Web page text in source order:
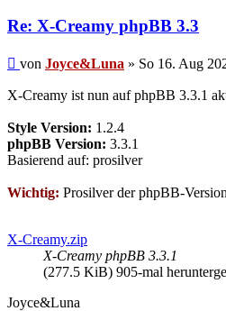
Re: X-Creamy phpBB 3.3
Beitrag
von Joyce&Luna » So 16. Aug
X-Creamy ist nun auf phpBB 3.3.1
Style Version: 1.2.4
phpBB Version: 3.3.1
Basierend auf: prosilver
Wichtig: Prosilver der phpBB-
X-Creamy.zip
X-Creamy phpBB 3.3.1
(277.5 KiB) 905-mal
Joyce&Luna